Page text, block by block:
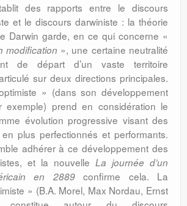
des rapports entre le discours
et le discours darwiniste : la théorie
Darwin garde, en ce qui concerne «
modification », une certaine neutralité
de départ d’un vaste territoire
sur deux directions principales.
» (dans son développement
exemple) prend en considération le
évolution progressive visant des
plus perfectionnés et performants.
adhérer à ce développement des
et la nouvelle La journée d’un
en 2889confirme cela. La
» (B.A. Morel, Max Nordau, Ernst